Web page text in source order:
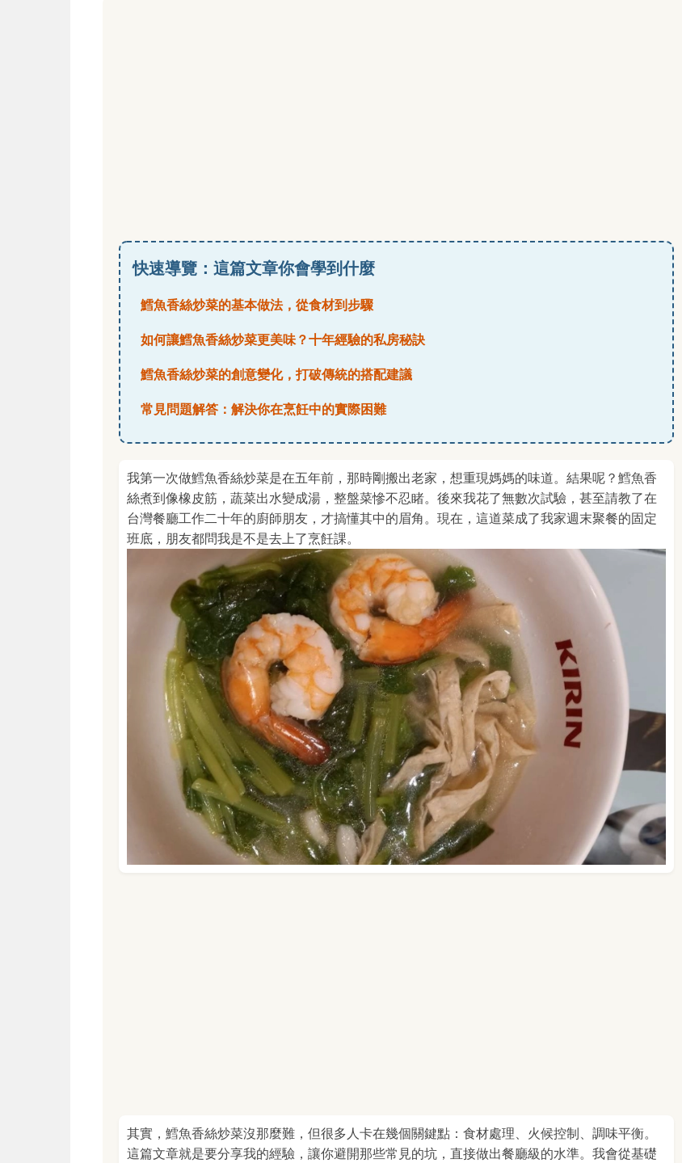
快速導覽：這篇文章你會學到什麼
鱈魚香絲炒菜的基本做法，從食材到步驟
如何讓鱈魚香絲炒菜更美味？十年經驗的私房秘訣
鱈魚香絲炒菜的創意變化，打破傳統的搭配建議
常見問題解答：解決你在烹飪中的實際困難
我第一次做鱈魚香絲炒菜是在五年前，那時剛搬出老家，想重現媽媽的味道。結果呢？鱈魚香
絲煮到像橡皮筋，蔬菜出水變成湯，整盤菜慘不忍睹。後來我花了無數次試驗，甚至請教了在
台灣餐廳工作二十年的廚師朋友，才搞懂其中的眉角。現在，這道菜成了我家週末聚餐的固定
班底，朋友都問我是不是去上了烹飪課。
其實，鱈魚香絲炒菜沒那麼難，但很多人卡在幾個關鍵點：食材處理、火候控制、調味平衡。
這篇文章就是要分享我的經驗，讓你避開那些常見的坑，直接做出餐廳級的水準。我會從基礎